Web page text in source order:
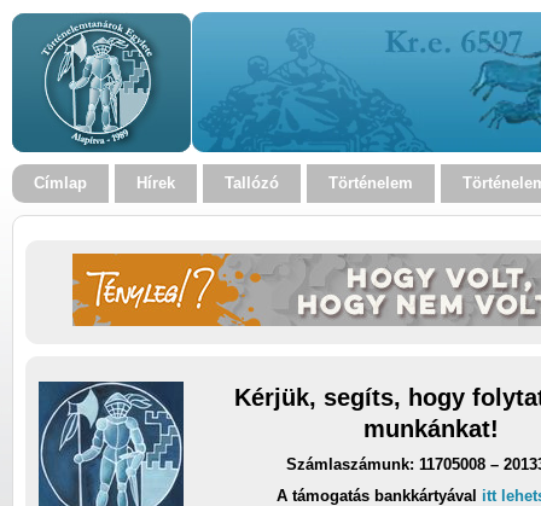
Címlap Hírek Tallózó Történelem
Kérjük, segíts, hogy
munkánkat!
Számlaszámunk: 11705008 –
A támogatás bankkártyával itt